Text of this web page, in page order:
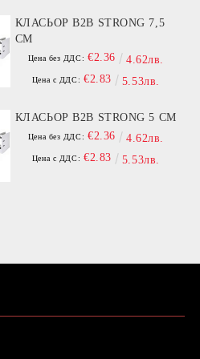
КЛАСЬОР B2B STRONG 7,5
СМ
Цена без ДДС: €2.36 4.62лв.
Цена с ДДС: €2.83 5.53лв.
КЛАСЬОР B2B STRONG 5 СМ
Цена без ДДС: €2.36 4.62лв.
Цена с ДДС: €2.83 5.53лв.